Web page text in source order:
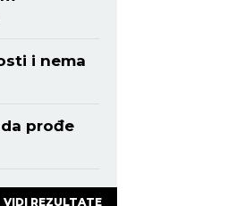
i nema
prođe
VIDI REZULTATE